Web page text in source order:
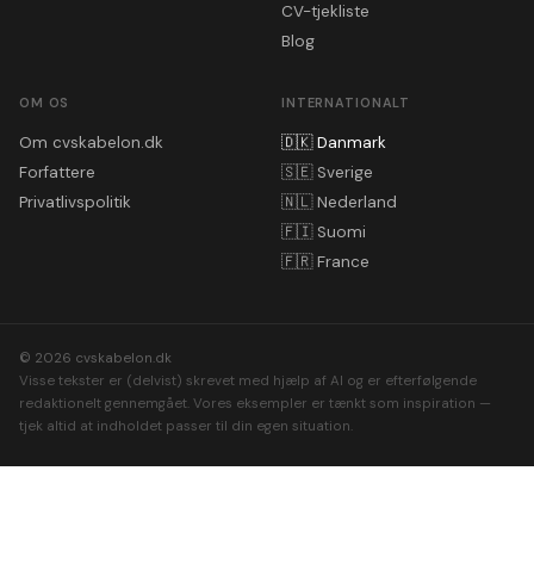
CV-tjekliste
Blog
OM OS
Om cvskabelon.dk
Forfattere
Privatlivspolitik
INTERNATIONALT
🇩🇰 Danmark
🇸🇪 Sverige
🇳🇱 Nederland
🇫🇮 Suomi
🇫🇷 France
© 2026 cvskabelon.dk
Visse tekster er (delvist) skrevet med hjælp af AI og er efterfølgende
redaktionelt gennemgået. Vores eksempler er tænkt som inspiration —
tjek altid at indholdet passer til din egen situation.